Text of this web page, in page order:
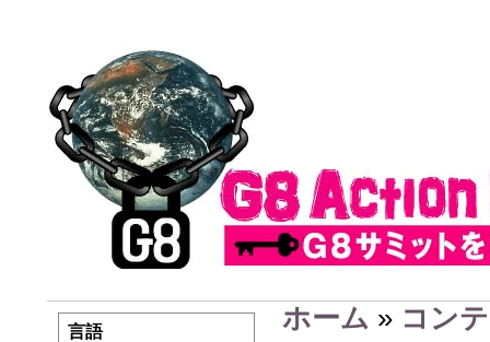
言語 ホーム » コン